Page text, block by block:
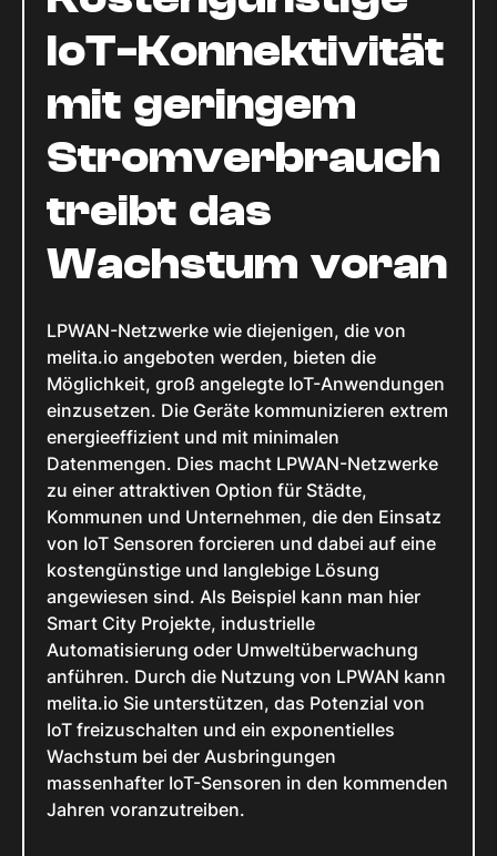
IoT-Konnektivität
mit geringem
Stromverbrauch
treibt das
Wachstum voran
LPWAN-Netzwerke wie diejenigen, die von
melita.io angeboten werden, bieten die
Möglichkeit, groß angelegte IoT-Anwendungen
einzusetzen. Die Geräte kommunizieren extrem
energieeffizient und mit minimalen
Datenmengen. Dies macht LPWAN-Netzwerke
zu einer attraktiven Option für Städte,
Kommunen und Unternehmen, die den Einsatz
von IoT Sensoren forcieren und dabei auf eine
kostengünstige und langlebige Lösung
angewiesen sind. Als Beispiel kann man hier
Smart City Projekte, industrielle
Automatisierung oder Umweltüberwachung
anführen. Durch die Nutzung von LPWAN kann
melita.io Sie unterstützen, das Potenzial von
IoT freizuschalten und ein exponentielles
Wachstum bei der Ausbringungen
massenhafter IoT-Sensoren in den kommenden
Jahren voranzutreiben.